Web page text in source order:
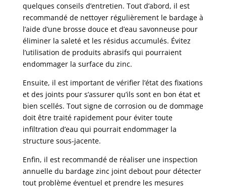
quelques conseils d’entretien. Tout d’abord, il est
recommandé de nettoyer régulièrement le bardage à
l’aide d’une brosse douce et d’eau savonneuse pour
éliminer la saleté et les résidus accumulés. Évitez
l’utilisation de produits abrasifs qui pourraient
endommager la surface du zinc.
Ensuite, il est important de vérifier l’état des fixations
et des joints pour s’assurer qu’ils sont en bon état et
bien scellés. Tout signe de corrosion ou de dommage
doit être traité rapidement pour éviter toute
infiltration d’eau qui pourrait endommager la
structure sous-jacente.
Enfin, il est recommandé de réaliser une inspection
annuelle du bardage zinc joint debout pour détecter
tout problème éventuel et prendre les mesures